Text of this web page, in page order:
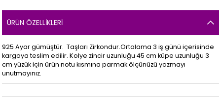
ÜRÜN ÖZELLIKLERI
925 Ayar gümüştür. Taşları Zirkondur.Ortalama 3 iş günü içerisinde
kargoya teslim edilir. Kolye zincir uzunluğu 45 cm küpe uzunluğu 3
cm yüzük için ürün notu kısmına parmak ölçünüzü yazmayı
unutmayınız.